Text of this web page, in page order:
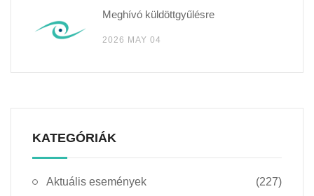
Meghívó küldöttgyűlésre
2026 MAY 04
KATEGÓRIÁK
Aktuális események (227)